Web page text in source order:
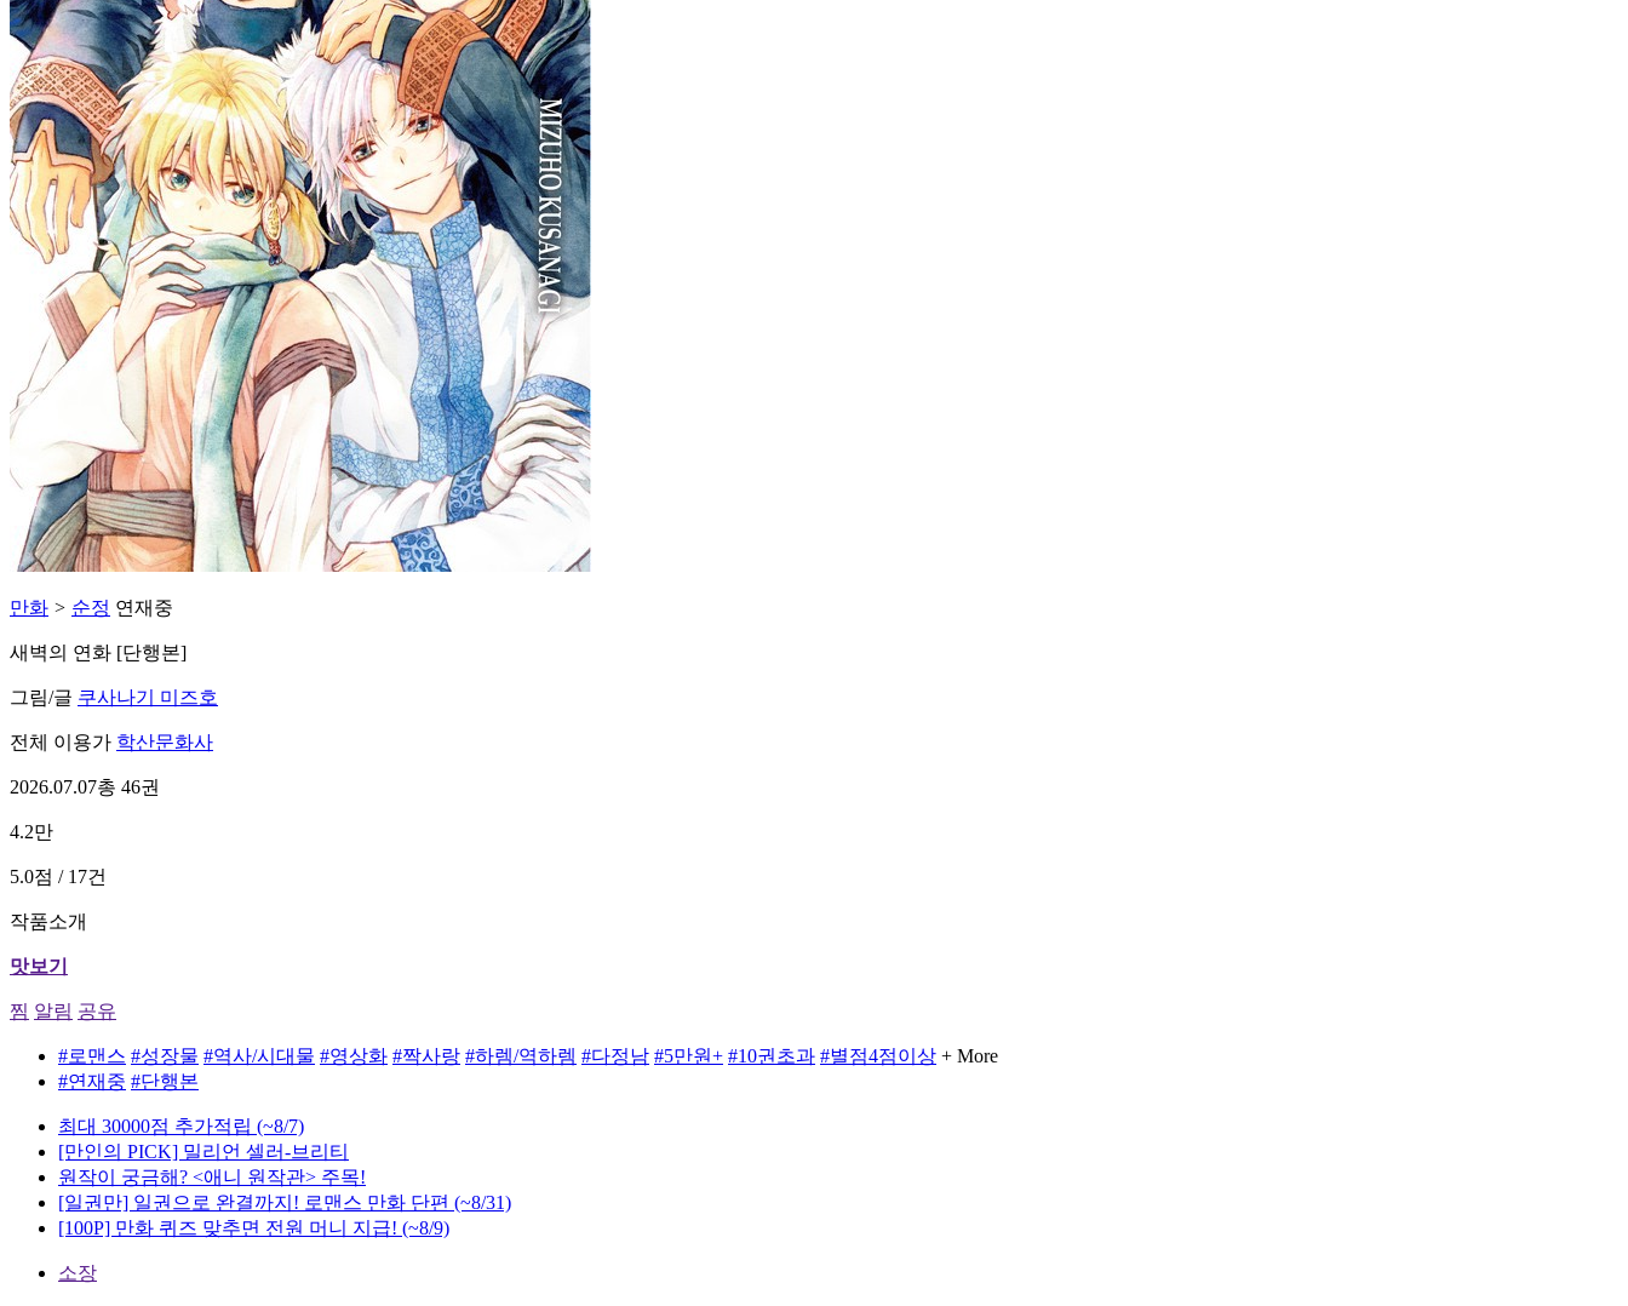
만화 > 순정 연재중
새벽의 연화 [단행본]
그림/글 쿠사나기 미즈호
전체 이용가 학산문화사
2026.07.07총 46권
4.2만
5.0점 / 17건
작품소개
맛보기
찜 알림 공유
#로맨스 #성장물 #역사/시대물 #영상화 #짝사랑 #하렘/역하렘 #다정남 #5만원+ #10권초과 #별점4점이상 + More
#연재중 #단행본
최대 30000점 추가적립 (~8/7)
[만인의 PICK] 밀리언 셀러-브리티
원작이 궁금해? <애니 원작관> 주목!
[일권만] 일권으로 완결까지! 로맨스 만화 단편 (~8/31)
[100P] 만화 퀴즈 맞추면 전원 머니 지급! (~8/9)
소장